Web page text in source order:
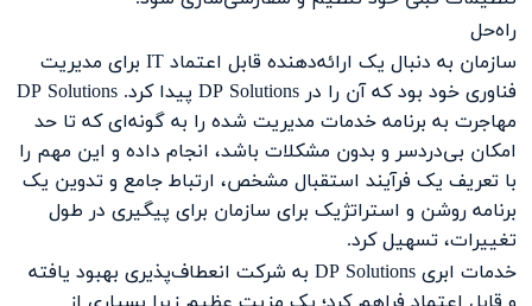
راه‌حل
سازمان به دنبال یک ارائه‌دهنده قابل اعتماد IT برای مدیریت
فناوری خود بود که آن را در DP Solutions پیدا کرد. DP Solutions
مهاجرت به برنامه خدمات مدیریت شده را به گونه‌ای که تا حد
امکان بی‌دردسر و بدون مشکلات باشد، انجام داده و این مهم را
با تعریف یک فرآیند استقبال مشخص، ارتباط جامع و تدوین یک
برنامه روشن و استراتژیک برای سازمان برای پیگیری در طول
تغییرات، تسهیل کرد.
خدمات ابری DP Solutions به شرکت انعطاف‌پذیری بهبود یافته